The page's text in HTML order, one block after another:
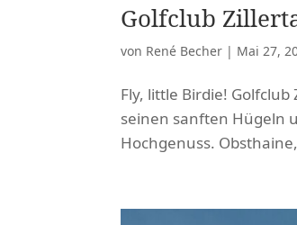
Golfclub
von René Becher | Mai 27,
Fly, little Birdie!
seinen sanften Hügeln
Hochgenuss.